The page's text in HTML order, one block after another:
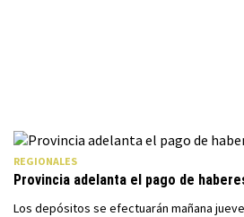
REGIONALES
Provincia adelanta el pago de
Los depósitos se efectuarán mañana